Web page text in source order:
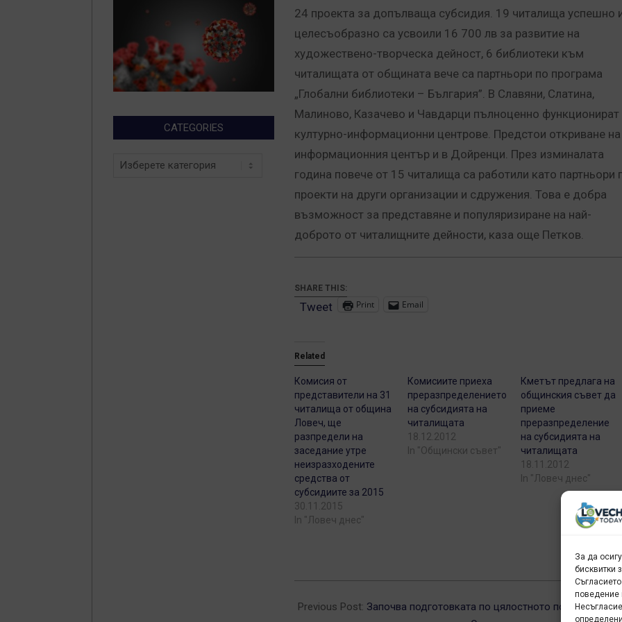
За да
бисквитки
поведение
24 проекта за допълваща субсидия. 19 читалища успешно
целесъобразно са усвоили 16 700 лв за развитие на
художествено-творческа дейност, 6 библиотеки към
читалищата от общината вече са партньори по програма
„Глобални библиотеки – България”. В Славяни, Слатина,
Малиново, Казачево и Чавдарци пълноценно функционират
културно-информационни центрове. Предстои откриване на
информационния център и в Дойренци. През изминалата
година повече от 15 читалища са работили като партньори
проекти на други организации и сдружения. Това е добра
възможност за представяне и популяризиране на най-
доброто от читалищните дейности, каза още Петков.
SHARE THIS:
Tweet Print Email
Related
Комисия от
представители на 31
читалища от община
Ловеч, ще
разпредели на
заседание утре
неизразходените
средства от
субсидиите за 2015
30.11.2015
In "Ловеч днес"
Комисиите приеха
преразпределението
на субсидията на
читалищата
18.12.2012
In "Общински съвет"
Кметът предлага на
общинския съвет да
приеме
преразпределение
на субсидията на
читалищата
18.11.2012
In "Ловеч днес"
02-
Previous Post: Започва подготовката по цялостното почистване на
CATEGORIES
Categories